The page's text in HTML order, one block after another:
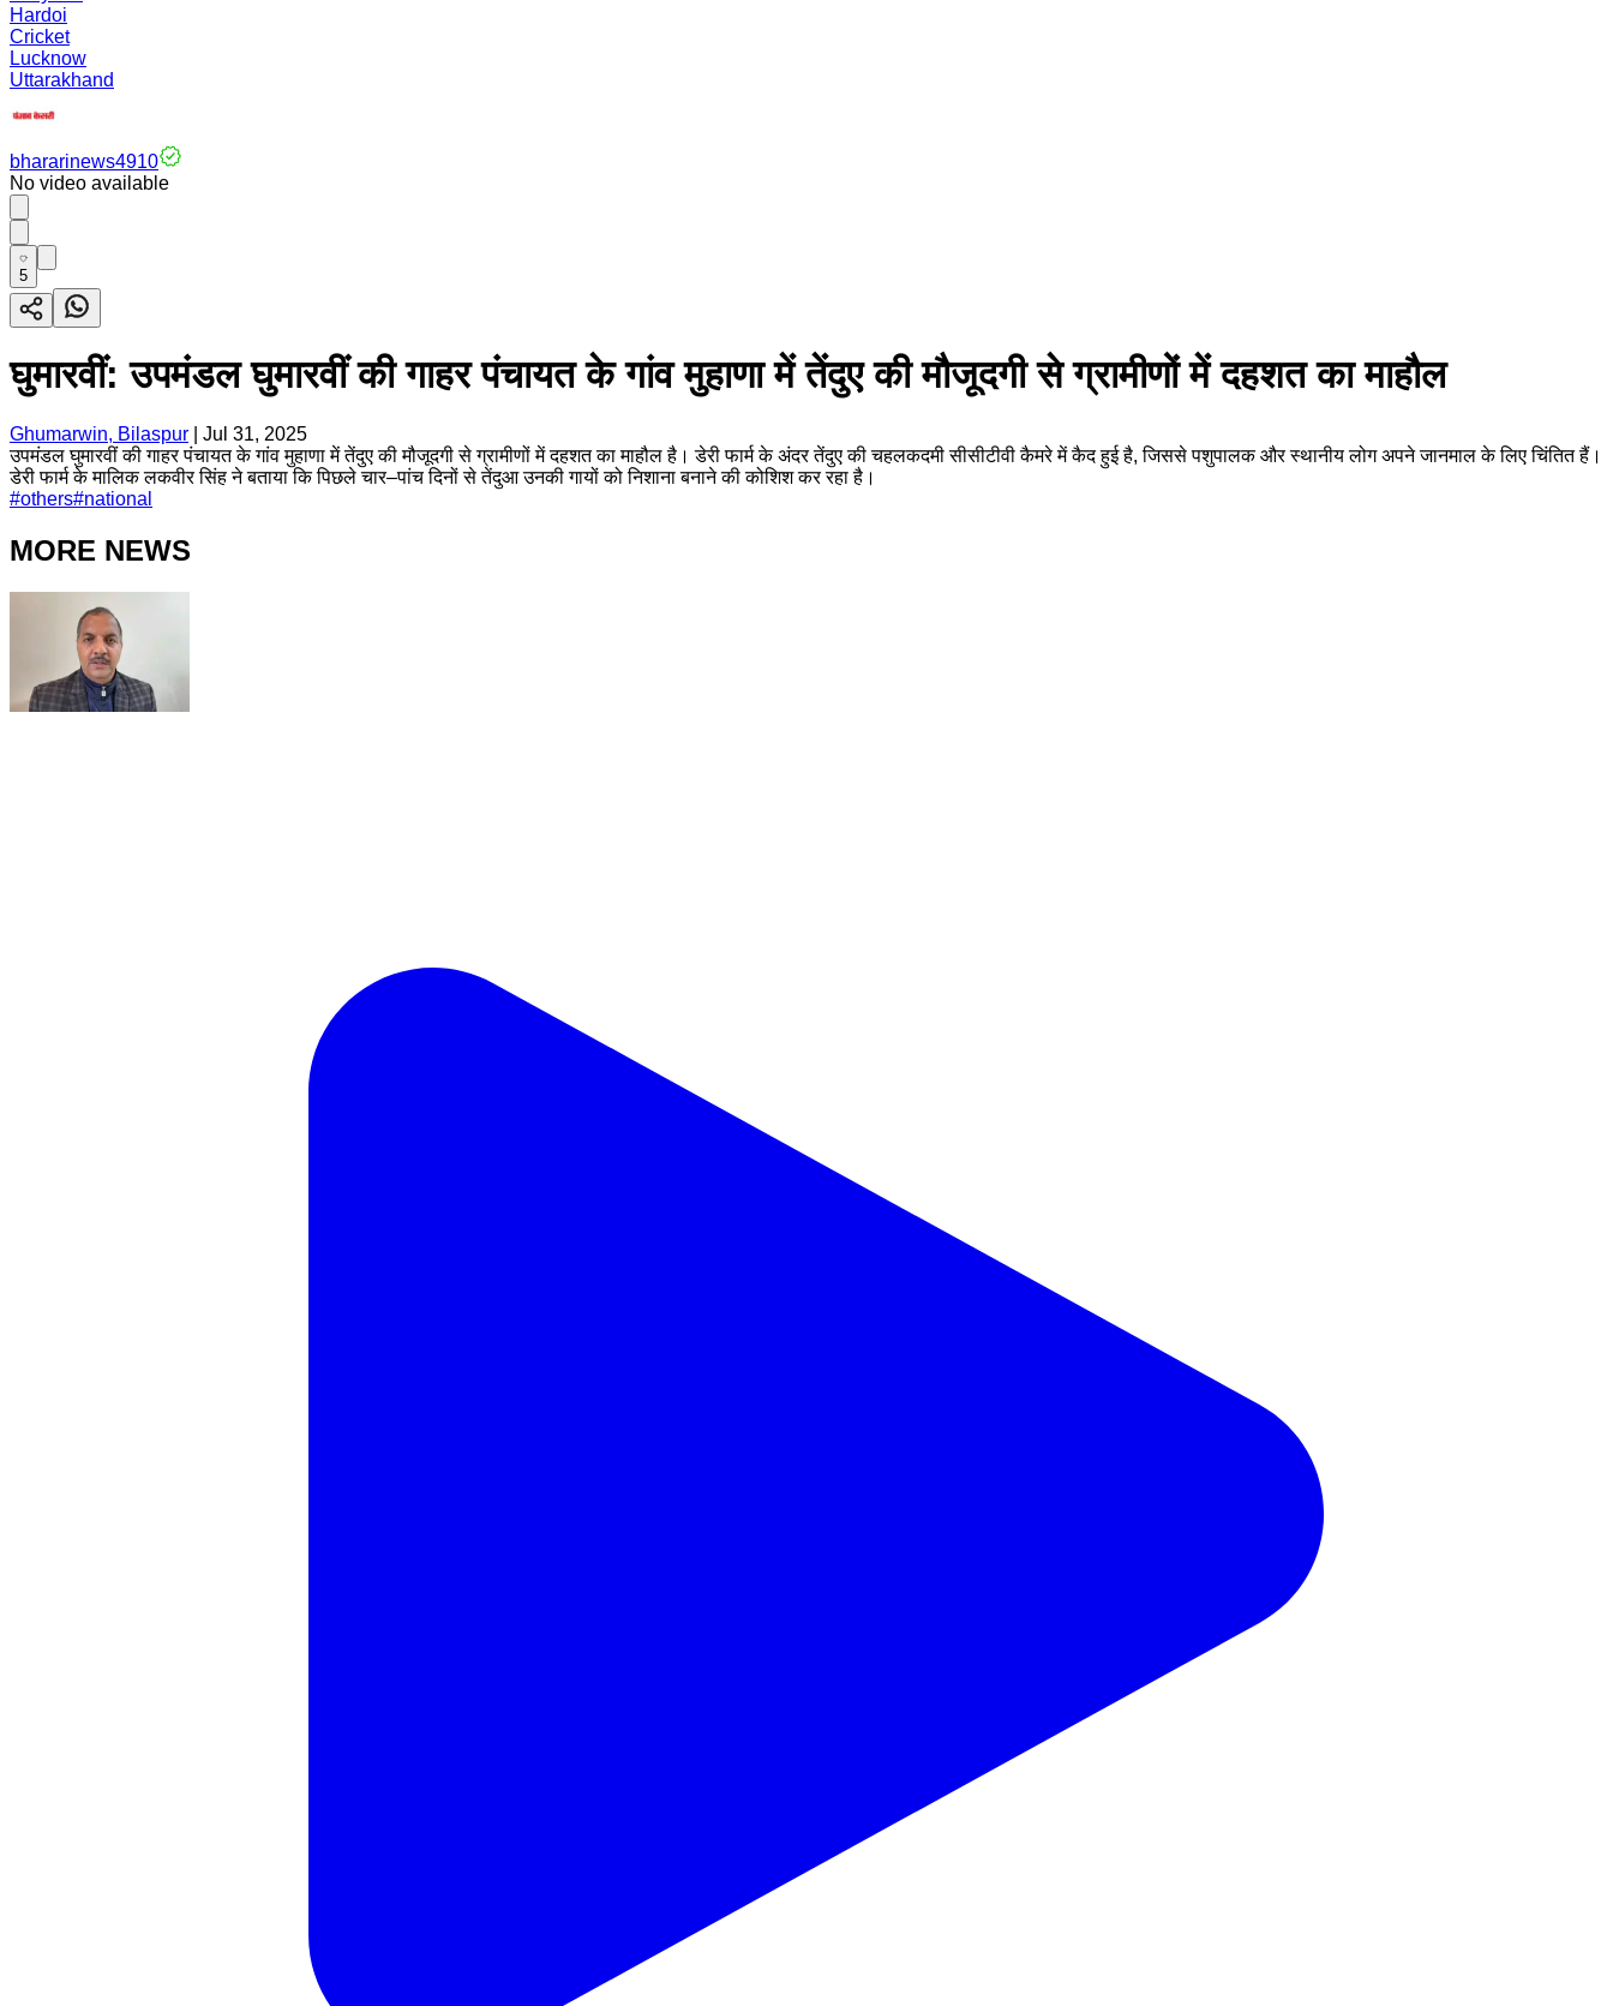
Hardoi
Cricket
Lucknow
Uttarakhand
bhararinews4910
No video available
5
घुमारवीं: उपमंडल घुमारवीं की गाहर पंचायत के गांव मुहाणा में तेंदुए की मौजूदगी से ग्रामीणों में दहशत का माहौल
Ghumarwin, Bilaspur
Jul 31, 2025
उपमंडल घुमारवीं की गाहर पंचायत के गांव मुहाणा में तेंदुए की मौजूदगी से ग्रामीणों में दहशत का माहौल है। डेरी फार्म के अंदर तेंदुए की चहलकदमी सीसीटीवी कैमरे में कैद हुई है, जिससे पशुपालक और स्थानीय लोग अपने जानमाल के लिए चिंतित हैं।
डेरी फार्म के मालिक लकवीर सिंह ने बताया कि पिछले चार–पांच दिनों से तेंदुआ उनकी गायों को निशाना बनाने की कोशिश कर रहा है।
#others#national
MORE NEWS